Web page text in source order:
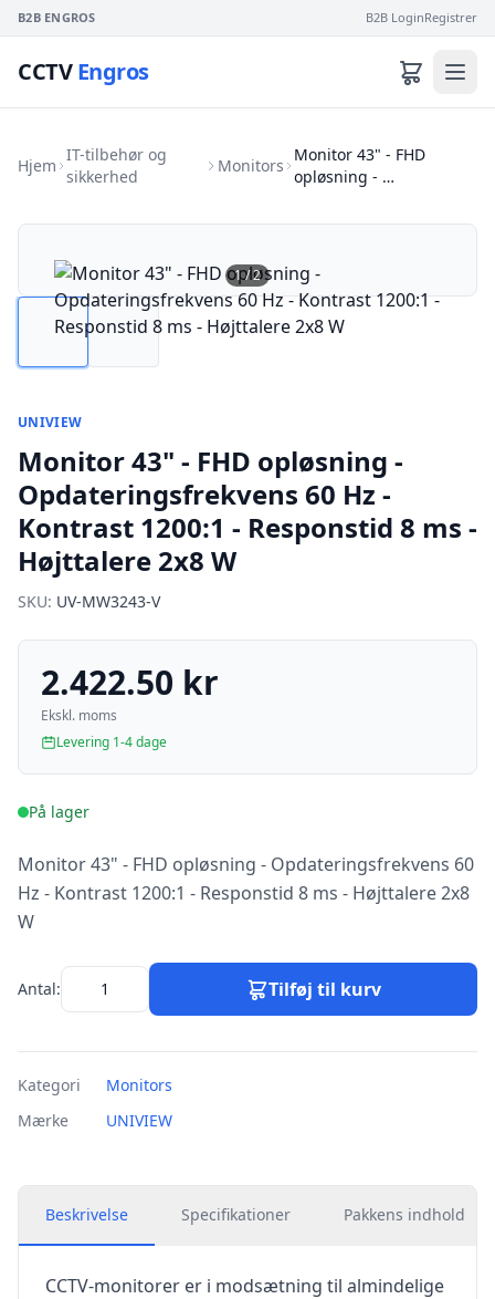
B2B ENGROS B2B LoginRegistrer
CCTVEngros
Hjem
IT-tilbehør og
sikkerhed
Monitors
Monitor 43" - FHD
opløsning - …
1/2
UNIVIEW
Monitor 43" - FHD opløsning -
Opdateringsfrekvens 60 Hz -
Kontrast 1200:1 - Responstid 8 ms -
Højttalere 2x8 W
SKU: UV-MW3243-V
2.422.50 kr
Ekskl. moms
Levering 1-4 dage
På lager
Monitor 43" - FHD opløsning - Opdateringsfrekvens 60
Hz - Kontrast 1200:1 - Responstid 8 ms - Højttalere 2x8
W
Antal: Tilføj til kurv
Kategori
Monitors
Mærke
UNIVIEW
Beskrivelse Specifikationer Pakkens indhold
CCTV-monitorer er i modsætning til almindelige